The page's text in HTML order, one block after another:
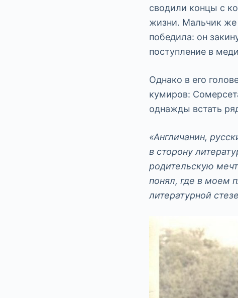
сводили концы с
жизни. Мальчик же
победила: он
поступление в
Однако в его
кумиров:
однажды встать
«Англичанин,
в сторону
родительскую
понял, где в моем
литературной